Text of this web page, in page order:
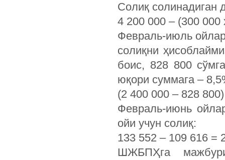
Солиқ солинадиган
4 200 000 – (300
Февраль-июль
солиқни
боис, 828 800
юқори суммага –
(2 400 000 – 828
Февраль-июнь
ойи учун солиқ:
133 552 – 109 616 =
ШЖБПҲга